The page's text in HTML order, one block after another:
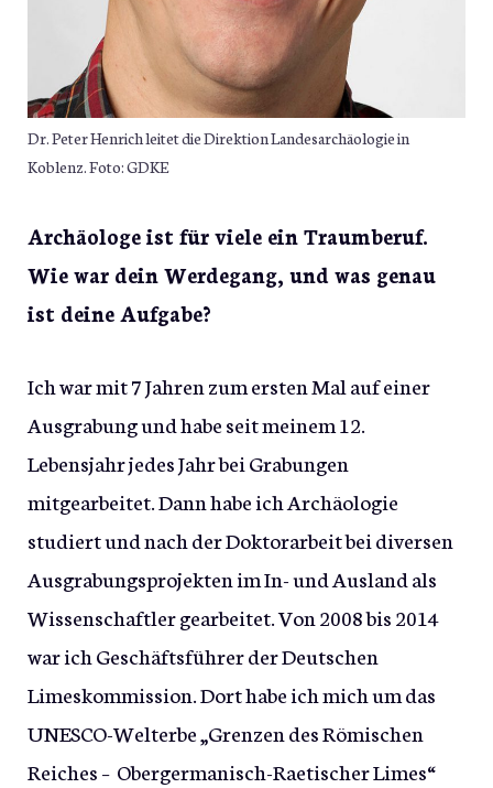
Dr. Peter Henrich leitet die Direktion Landesarchäologie in
Koblenz. Foto: GDKE
Archäologe ist für viele ein Traumberuf.
Wie war dein Werdegang, und was genau
ist deine Aufgabe?
Ich war mit 7 Jahren zum ersten Mal auf einer
Ausgrabung und habe seit meinem 12.
Lebensjahr jedes Jahr bei Grabungen
mitgearbeitet. Dann habe ich Archäologie
studiert und nach der Doktorarbeit bei diversen
Ausgrabungsprojekten im In- und Ausland als
Wissenschaftler gearbeitet. Von 2008 bis 2014
war ich Geschäftsführer der Deutschen
Limeskommission. Dort habe ich mich um das
UNESCO-Welterbe „Grenzen des Römischen
Reiches – Obergermanisch-Raetischer Limes“